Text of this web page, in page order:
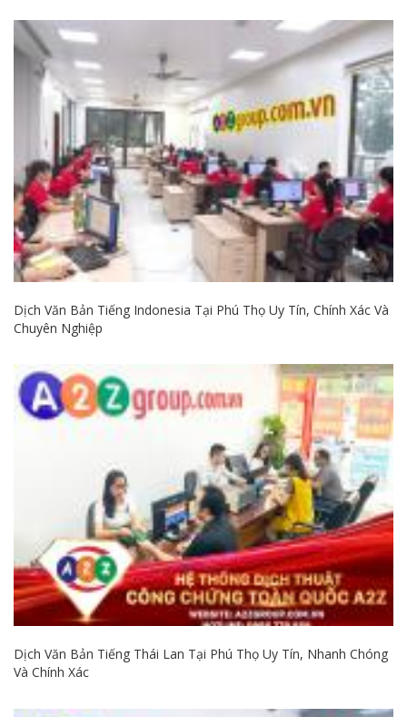
Dịch Văn Bản Tiếng Indonesia Tại Phú Thọ Uy Tín, Chính Xác Và
Chuyên Nghiệp
Dịch Văn Bản Tiếng Thái Lan Tại Phú Thọ Uy Tín, Nhanh Chóng
Và Chính Xác